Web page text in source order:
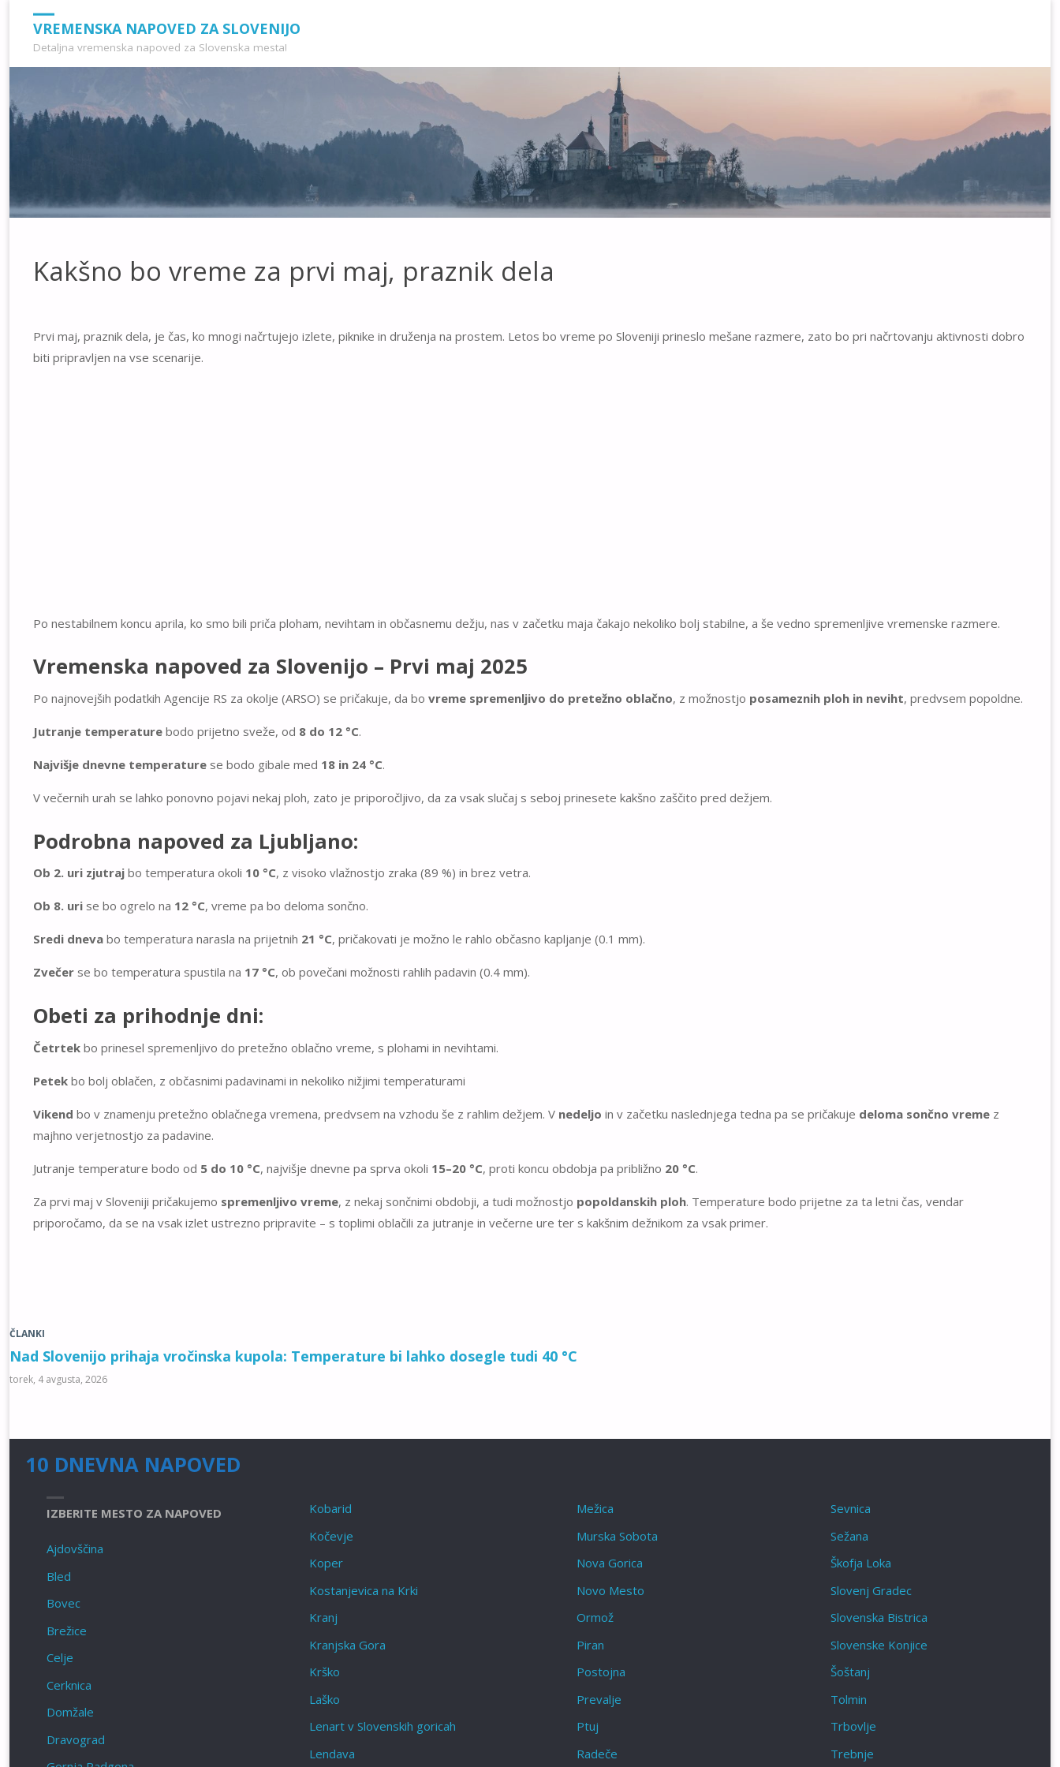
VREMENSKA NAPOVED ZA SLOVENIJO
Detaljna vremenska napoved za Slovenska mesta!
Kakšno bo vreme za prvi maj, praznik dela
Prvi maj, praznik dela, je čas, ko mnogi načrtujejo izlete, piknike in druženja na prostem. Letos bo vreme po Sloveniji prineslo mešane razmere, zato bo pri načrtovanju aktivnosti dobro
biti pripravljen na vse scenarije.
Po nestabilnem koncu aprila, ko smo bili priča ploham, nevihtam in občasnemu dežju, nas v začetku maja čakajo nekoliko bolj stabilne, a še vedno spremenljive vremenske razmere.
Vremenska napoved za Slovenijo – Prvi maj 2025
Po najnovejših podatkih Agencije RS za okolje (ARSO) se pričakuje, da bo vreme spremenljivo do pretežno oblačno, z možnostjo posameznih ploh in neviht, predvsem popoldne.
Jutranje temperature bodo prijetno sveže, od 8 do 12 °C.
Najvišje dnevne temperature se bodo gibale med 18 in 24 °C.
V večernih urah se lahko ponovno pojavi nekaj ploh, zato je priporočljivo, da za vsak slučaj s seboj prinesete kakšno zaščito pred dežjem.
Podrobna napoved za Ljubljano:
Ob 2. uri zjutraj bo temperatura okoli 10 °C, z visoko vlažnostjo zraka (89 %) in brez vetra.
Ob 8. uri se bo ogrelo na 12 °C, vreme pa bo deloma sončno.
Sredi dneva bo temperatura narasla na prijetnih 21 °C, pričakovati je možno le rahlo občasno kapljanje (0.1 mm).
Zvečer se bo temperatura spustila na 17 °C, ob povečani možnosti rahlih padavin (0.4 mm).
Obeti za prihodnje dni:
Četrtek bo prinesel spremenljivo do pretežno oblačno vreme, s plohami in nevihtami.
Petek bo bolj oblačen, z občasnimi padavinami in nekoliko nižjimi temperaturami
Vikend bo v znamenju pretežno oblačnega vremena, predvsem na vzhodu še z rahlim dežjem. V nedeljo in v začetku naslednjega tedna pa se pričakuje deloma sončno vreme z
majhno verjetnostjo za padavine.
Jutranje temperature bodo od 5 do 10 °C, najvišje dnevne pa sprva okoli 15–20 °C, proti koncu obdobja pa približno 20 °C.
Za prvi maj v Sloveniji pričakujemo spremenljivo vreme, z nekaj sončnimi obdobji, a tudi možnostjo popoldanskih ploh. Temperature bodo prijetne za ta letni čas, vendar
priporočamo, da se na vsak izlet ustrezno pripravite – s toplimi oblačili za jutranje in večerne ure ter s kakšnim dežnikom za vsak primer.
ČLANKI
Nad Slovenijo prihaja vročinska kupola: Temperature bi lahko dosegle tudi 40 °C
torek, 4 avgusta, 2026
10 DNEVNA NAPOVED
IZBERITE MESTO ZA NAPOVED
Ajdovščina
Bled
Bovec
Brežice
Celje
Cerknica
Domžale
Dravograd
Kobarid
Kočevje
Koper
Kostanjevica na Krki
Kranj
Kranjska Gora
Krško
Laško
Lenart v Slovenskih goricah‎
Lendava
Mežica
Murska Sobota
Nova Gorica
Novo Mesto
Ormož
Piran
Postojna
Prevalje
Ptuj
Radeče
Sevnica
Sežana
Škofja Loka‎
Slovenj Gradec
Slovenska Bistrica
Slovenske Konjice
Šoštanj
Tolmin
Trbovlje
Trebnje